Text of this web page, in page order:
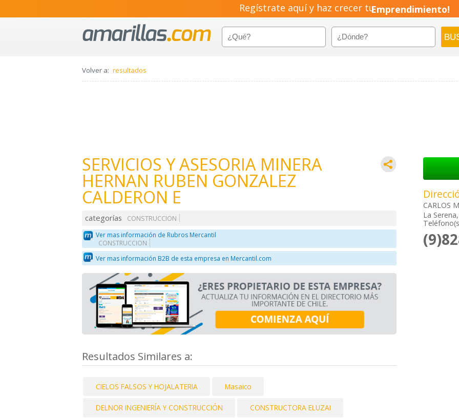
Regístrate aquí y haz crecer tuEmprendimiento!
Volver a: resultados
SERVICIOS Y ASESORIA MINERA
HERNAN RUBEN GONZALEZ
CALDERON E
categorías
CONSTRUCCION
Ver mas información de Rubros Mercantil
CONSTRUCCION
Ver mas información B2B de esta empresa en Mercantil.com
Resultados Similares a:
CIELOS FALSOS Y HOJALATERIA Masaico
DELNOR INGENIERÍA Y CONSTRUCCIÓN CONSTRUCTORA ELUZAI
CARLOS
La